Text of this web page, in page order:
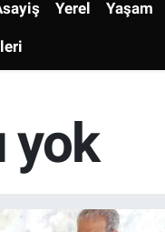
Yerel Yaşam
yok